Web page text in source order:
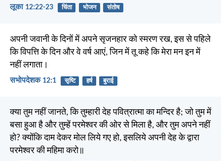
लूका 12:22-23 चिंता भोजन संतोष
अपनी जवानी के दिनों में अपने सृजनहार को स्मरण रख, इस से पहिले
कि विपत्ति के दिन और वे वर्ष आएं, जिन में तू कहे कि मेरा मन इन में
नहीं लगाता।
सभोपदेशक 12:1 सृष्टि हर्ष बुराई
क्या तुम नहीं जानते, कि तुम्हारी देह पवित्रात्मा का मन्दिर है; जो तुम में
बसा हुआ है और तुम्हें परमेश्वर की ओर से मिला है, और तुम अपने नहीं
हो? क्योंकि दाम देकर मोल लिये गए हो, इसलिये अपनी देह के द्वारा
परमेश्वर की महिमा करो॥